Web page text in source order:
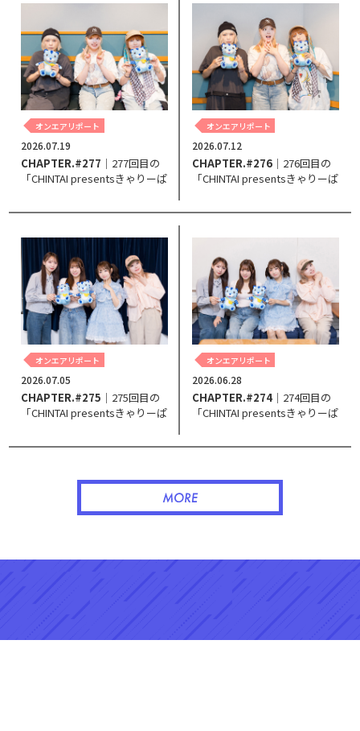
オンエアリポート
2026.07.19
CHAPTER.#277 ｜277回目の
「CHINTAI presentsきゃりーぱ
Your Heart～」。
オンエアリポート
2026.07.12
CHAPTER.#276 ｜276回目の
「CHINTAI presentsきゃりーぱ
Your Heart～」。
オンエアリポート
2026.07.05
CHAPTER.#275 ｜275回目の
「CHINTAI presentsきゃりーぱ
Your Heart～」。
オンエアリポート
2026.06.28
CHAPTER.#274｜274回目の
「CHINTAI presentsきゃりーぱ
Your Heart～」。